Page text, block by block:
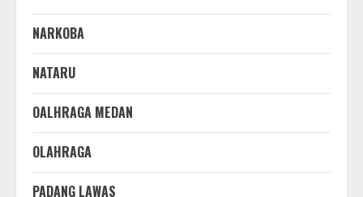
NARKOBA
NATARU
OALHRAGA MEDAN
OLAHRAGA
PADANG LAWAS